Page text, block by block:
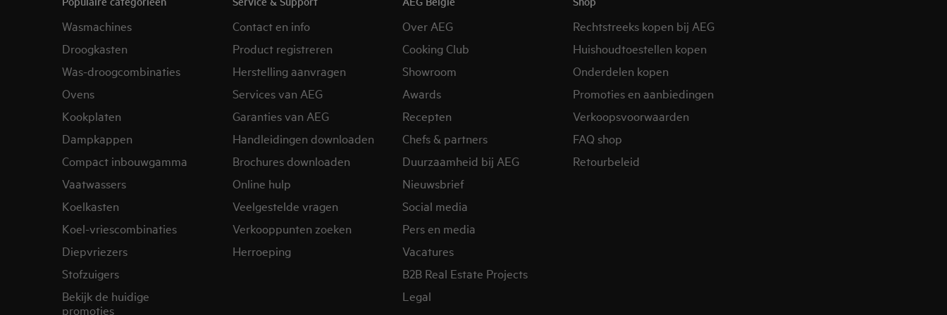
Wasmachines
Droogkasten
Was-droogcombinaties
Ovens
Kookplaten
Dampkappen
Compact inbouwgamma
Vaatwassers
Koelkasten
Koel-vriescombinaties
Diepvriezers
Stofzuigers
Bekijk de huidige
promoties
Contact en info
Product registreren
Herstelling aanvragen
Services van AEG
Garanties van AEG
Handleidingen downloaden
Brochures downloaden
Online hulp
Veelgestelde vragen
Verkooppunten zoeken
Herroeping
Over AEG
Cooking Club
Showroom
Awards
Recepten
Chefs & partners
Duurzaamheid bij AEG
Nieuwsbrief
Social media
Pers en media
Vacatures
B2B Real Estate Projects
Legal
Rechtstreeks kopen bij AEG
Huishoudtoestellen kopen
Onderdelen kopen
Promoties en aanbiedingen
Verkoopsvoorwaarden
FAQ shop
Retourbeleid​